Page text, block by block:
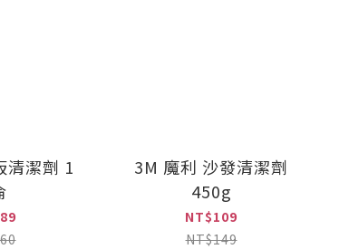
清潔劑 1
3M 魔利 沙發清潔劑
450g
NT$109
NT$149